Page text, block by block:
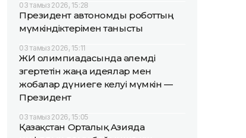
03 тамыз 2026, 15:28
Президент автономды роботтың
мүмкіндіктерімен танысты
03 тамыз 2026, 15:11
ЖИ олимпиадасында әлемді
өзгертетін жаңа идеялар мен
жобалар дүниеге келуі мүмкін —
Президент
03 тамыз 2026, 15:05
Қазақстан Орталық Азияда